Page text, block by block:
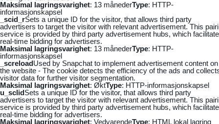
Maksimal lagringsvarighet: 13 månederType: HTTP-
informasjonskapsel
_scid_rSets a unique ID for the visitor, that allows third party
advertisers to target the visitor with relevant advertisement. This
service is provided by third party advertisement hubs, which
real-time bidding for advertisers.
Maksimal lagringsvarighet: 13 månederType: HTTP-
informasjonskapsel
_screloadUsed by Snapchat to implement advertisement content on
the website - The cookie detects the efficiency of the ads and
visitor data for further visitor segmentation.
Maksimal lagringsvarighet: ØktType: HTTP-informasjonskapsel
u_sclidSets a unique ID for the visitor, that allows third party
advertisers to target the visitor with relevant advertisement. This
service is provided by third party advertisement hubs, which
real-time bidding for advertisers.
Maksimal lagringsvarighet: VedvarendeType: HTML lokal lagring